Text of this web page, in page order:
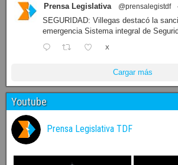
Prensa Legislativa @prensalegistdf ·
SEGURIDAD: Villegas destacó la
emergencia Sistema integral de
X
Cargar más
Youtube
Prensa Legislativa TDF